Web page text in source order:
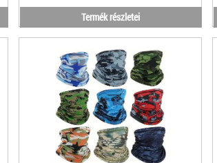
Termék részletei